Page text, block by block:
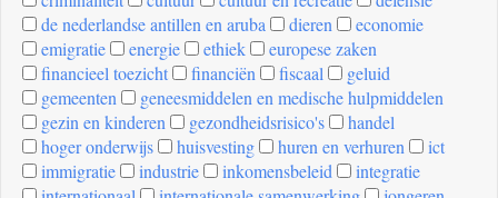
de nederlandse antillen en aruba
dieren
economie
emigratie
energie ethiek
europese zaken
financieel toezicht
financiën fiscaal
geluid
gemeenten
geneesmiddelen en medische hulpmiddelen
gezin en kinderen
gezondheidsrisico's
handel
hoger onderwijs
huisvesting huren en verhuren
ict
immigratie
industrie inkomensbeleid
integratie